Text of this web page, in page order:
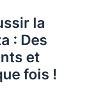
la
: Des
et
fois !